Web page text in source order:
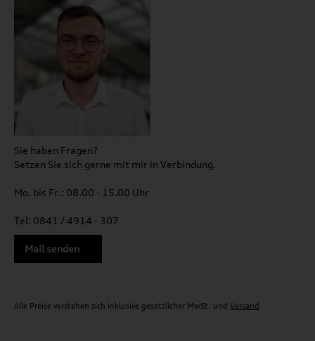
Sie haben Fragen?
Setzen Sie sich gerne mit mir in Verbindung.
Mo. bis Fr.: 08.00 - 15.00 Uhr
Tel: 0841 / 4914 - 307
Mail senden
Alle Preise verstehen sich inklusive gesetzlicher MwSt. und Versand